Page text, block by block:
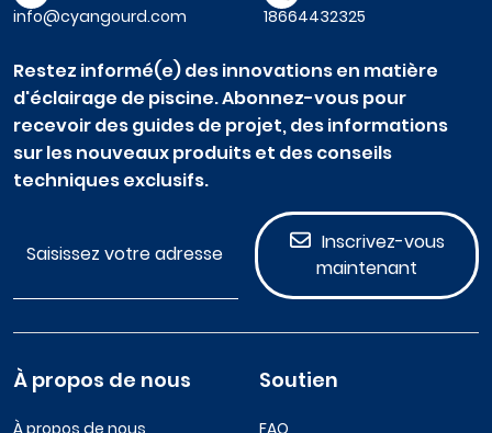
info@cyangourd.com
18664432325
Restez informé(e) des innovations en matière
d'éclairage de piscine. Abonnez-vous pour
recevoir des guides de projet, des informations
sur les nouveaux produits et des conseils
techniques exclusifs.
Inscrivez-vous
maintenant
À propos de nous Soutien